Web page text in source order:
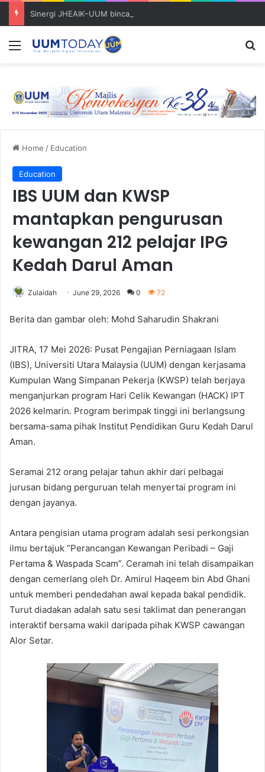
Menu
Home / Education
Education
IBS UUM dan KWSP
mantapkan pengurusan
kewangan 212 pelajar IPG
Kedah Darul Aman
Zulaidah June 29, 2026 0 72
Berita dan gambar oleh: Mohd Saharudin Shakrani
JITRA, 17 Mei 2026: Pusat Pengajian Perniagaan Islam
(IBS), Universiti Utara Malaysia (UUM) dengan kerjasama
Kumpulan Wang Simpanan Pekerja (KWSP) telah berjaya
menganjurkan program Hari Celik Kewangan (HACK) IPT
2026 kelmarin. Program berimpak tinggi ini berlangsung
bersama-sama pihak Institut Pendidikan Guru Kedah Darul
Aman.
Seramai 212 orang pelajar tahun akhir dari pelbagai
jurusan bidang perguruan telah menyertai program ini
dengan jayanya.
Antara pengisian utama program adalah sesi perkongsian
ilmu bertajuk “Perancangan Kewangan Peribadi – Gaji
Pertama & Waspada Scam”. Ceramah ini telah disampaikan
dengan cemerlang oleh Dr. Amirul Haqeem bin Abd Ghani
untuk memberi pendedahan awal kepada bakal pendidik.
Turut diadakan adalah satu sesi taklimat dan penerangan
interaktif bersama wakil daripada pihak KWSP cawangan
Alor Setar.